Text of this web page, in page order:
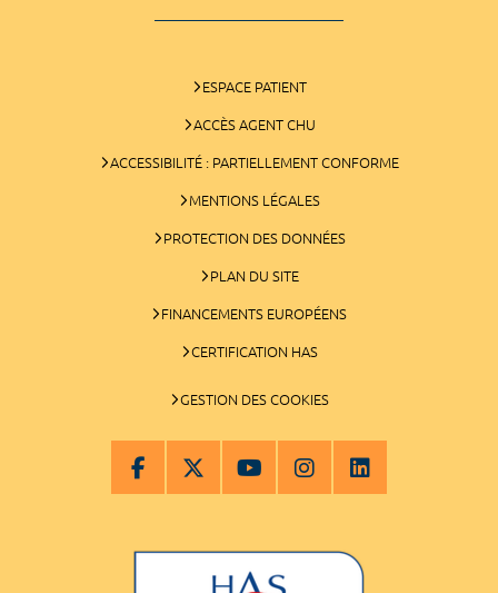
ESPACE PATIENT
ACCÈS AGENT CHU
ACCESSIBILITÉ : PARTIELLEMENT CONFORME
MENTIONS LÉGALES
PROTECTION DES DONNÉES
PLAN DU SITE
FINANCEMENTS EUROPÉENS
CERTIFICATION HAS
GESTION DES COOKIES